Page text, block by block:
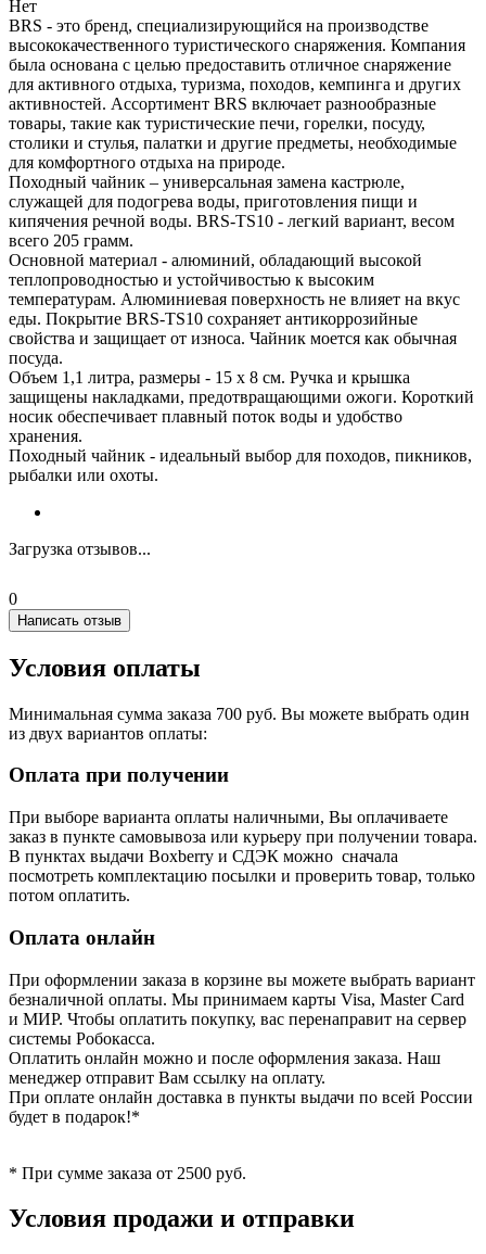
Нет
BRS - это бренд, специализирующийся на производстве
высококачественного туристического снаряжения. Компания
была основана с целью предоставить отличное снаряжение
для активного отдыха, туризма, походов, кемпинга и других
активностей. Ассортимент BRS включает разнообразные
товары, такие как туристические печи, горелки, посуду,
столики и стулья, палатки и другие предметы, необходимые
для комфортного отдыха на природе.
Походный чайник – универсальная замена кастрюле,
служащей для подогрева воды, приготовления пищи и
кипячения речной воды. BRS-TS10 - легкий вариант, весом
всего 205 грамм.
Основной материал - алюминий, обладающий высокой
теплопроводностью и устойчивостью к высоким
температурам. Алюминиевая поверхность не влияет на вкус
еды. Покрытие BRS-TS10 сохраняет антикоррозийные
свойства и защищает от износа. Чайник моется как обычная
посуда.
Объем 1,1 литра, размеры - 15 x 8 см. Ручка и крышка
защищены накладками, предотвращающими ожоги. Короткий
носик обеспечивает плавный поток воды и удобство
хранения.
Походный чайник - идеальный выбор для походов, пикников,
рыбалки или охоты.
Загрузка отзывов...
0
Написать отзыв
Условия оплаты
Минимальная сумма заказа 700 руб. Вы можете выбрать один
из двух вариантов оплаты:
Оплата при получении
При выборе варианта оплаты наличными, Вы оплачиваете
заказ в пункте самовывоза или курьеру при получении товара.
В пунктах выдачи Boxberry и СДЭК можно сначала
посмотреть комплектацию посылки и проверить товар, только
потом оплатить.
Оплата онлайн
При оформлении заказа в корзине вы можете выбрать вариант
безналичной оплаты. Мы принимаем карты Visa, Master Card
и МИР. Чтобы оплатить покупку, вас перенаправит на сервер
системы Робокасса.
Оплатить онлайн можно и после оформления заказа. Наш
менеджер отправит Вам ссылку на оплату.
При оплате онлайн доставка в пункты выдачи по всей России
будет в подарок!*
* При сумме заказа от 2500 руб.
Условия продажи и отправки